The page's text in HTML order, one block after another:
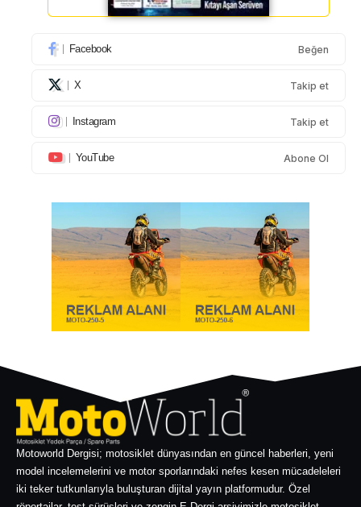
Facebook Beğen
X Takip et
Instagram Takip et
YouTube Abone Ol
Motoworld Dergisi; motosiklet dünyasından en güncel haberleri, yeni
model incelemelerini ve motor sporlarındaki nefes kesen mücadeleleri
iki teker tutkunlarıyla buluşturan dijital yayın platformudur. Özel